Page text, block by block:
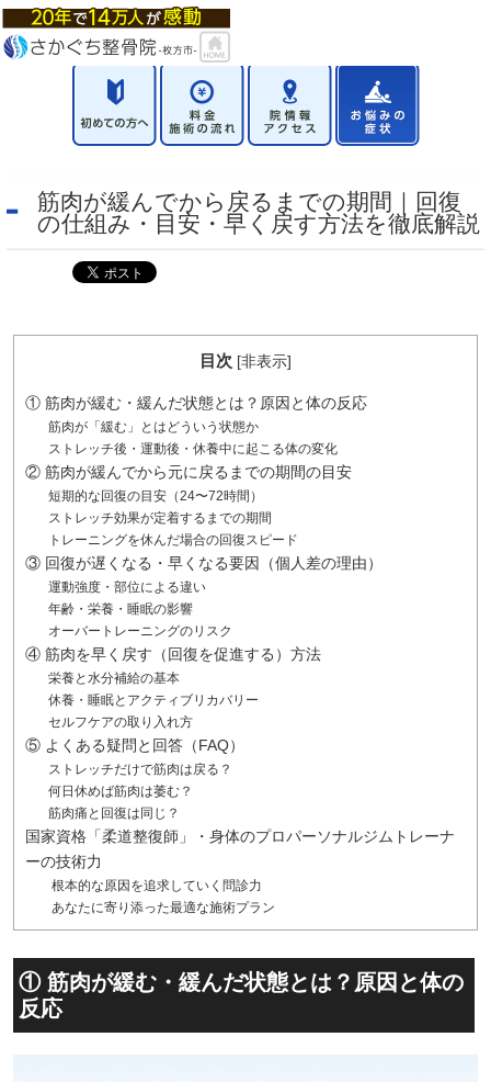
筋肉が緩んでから戻るまでの期間｜回復
の仕組み・目安・早く戻す方法を徹底解説
目次 [非表示]
① 筋肉が緩む・緩んだ状態とは？原因と体の反応
筋肉が「緩む」とはどういう状態か
ストレッチ後・運動後・休養中に起こる体の変化
② 筋肉が緩んでから元に戻るまでの期間の目安
短期的な回復の目安（24〜72時間）
ストレッチ効果が定着するまでの期間
トレーニングを休んだ場合の回復スピード
③ 回復が遅くなる・早くなる要因（個人差の理由）
運動強度・部位による違い
年齢・栄養・睡眠の影響
オーバートレーニングのリスク
④ 筋肉を早く戻す（回復を促進する）方法
栄養と水分補給の基本
休養・睡眠とアクティブリカバリー
セルフケアの取り入れ方
⑤ よくある疑問と回答（FAQ）
ストレッチだけで筋肉は戻る？
何日休めば筋肉は萎む？
筋肉痛と回復は同じ？
国家資格「柔道整復師」・身体のプロパーソナルジムトレーナ
ーの技術力
根本的な原因を追求していく問診力
あなたに寄り添った最適な施術プラン
① 筋肉が緩む・緩んだ状態とは？原因と体の
反応